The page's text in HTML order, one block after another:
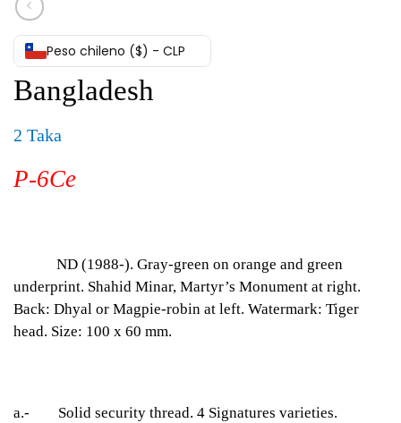
Peso chileno ($) - CLP
Bangladesh
2 Taka
P-6Ce
ND (1988-). Gray-green on orange and green
underprint. Shahid Minar, Martyr’s Monument at right.
Back: Dhyal or Magpie-robin at left. Watermark: Tiger
head. Size: 100 x 60 mm.
a.- Solid security thread. 4 Signatures varieties.